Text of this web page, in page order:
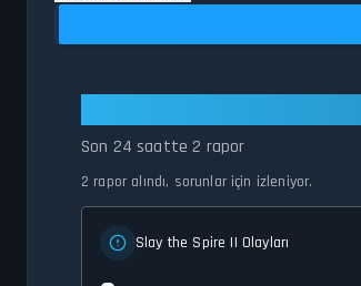
Son 24 saatte 2 rapor
2 rapor alındı, sorunlar için izleniyor.
Slay the Spire II Olayları